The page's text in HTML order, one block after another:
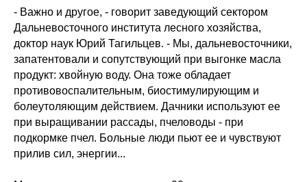
- Важно и другое, - говорит заведующий сектором
Дальневосточного института лесного хозяйства,
доктор наук Юрий Тагильцев. - Мы, дальневосточники,
запатентовали и сопутствующий при выгонке масла
продукт: хвойную воду. Она тоже обладает
противовоспалительным, биостимулирующим и
болеутоляющим действием. Дачники используют ее
при выращивании рассады, пчеловоды - при
подкормке пчел. Больные люди пьют ее и чувствуют
прилив сил, энергии...